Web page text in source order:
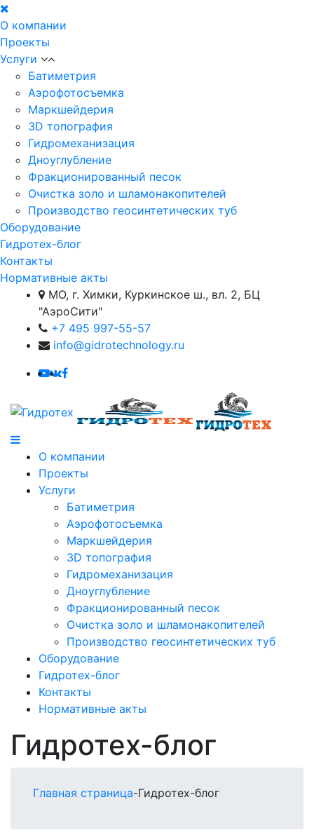
О компании
Проекты
Услуги
Батиметрия
Аэрофотосъемка
Маркшейдерия
3D топография
Гидромеханизация
Дноуглубление
Фракционированный песок
Очистка золо и шламонакопителей
Производство геосинтетических туб
Оборудование
Гидротех-блог
Контакты
Нормативные акты
МО, г. Химки, Куркинское ш., вл. 2, БЦ
"АэроСити"
+7 495 997-55-57
info@gidrotechnology.ru
О компании
Проекты
Услуги
Батиметрия
Аэрофотосъемка
Маркшейдерия
3D топография
Гидромеханизация
Дноуглубление
Фракционированный песок
Очистка золо и шламонакопителей
Производство геосинтетических туб
Оборудование
Гидротех-блог
Контакты
Нормативные акты
Гидротех-блог
Главная страница-Гидротех-блог